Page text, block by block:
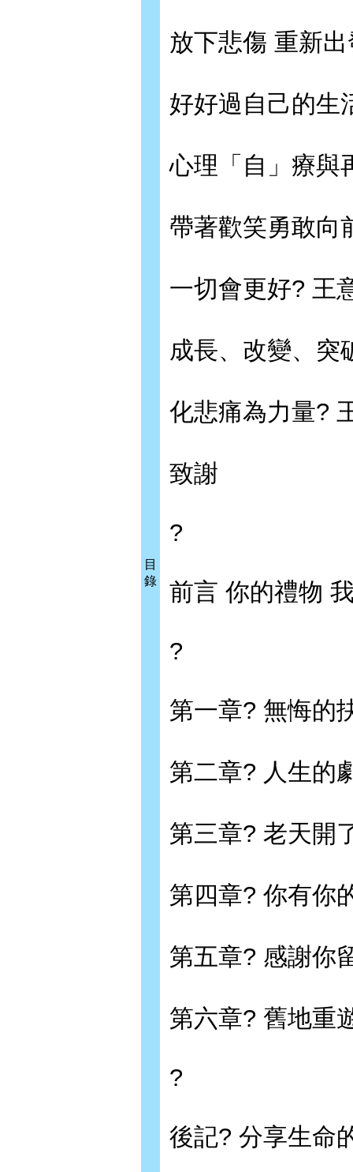
目
錄
放下悲傷 重新
好好過自己的生
心理「自」療與
帶著歡笑勇敢向
一切會更好? 王
成長、改變、突
化悲痛為力量?
致謝
?
前言 你的禮物
?
第一章? 無悔的
第二章? 人生的
第三章? 老天開
第四章? 你有你
第五章? 感謝你
第六章? 舊地重
?
後記? 分享生命